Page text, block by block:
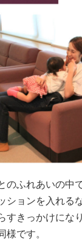
のふれあいの中
ションを入れる
すきっかけにな
様です。